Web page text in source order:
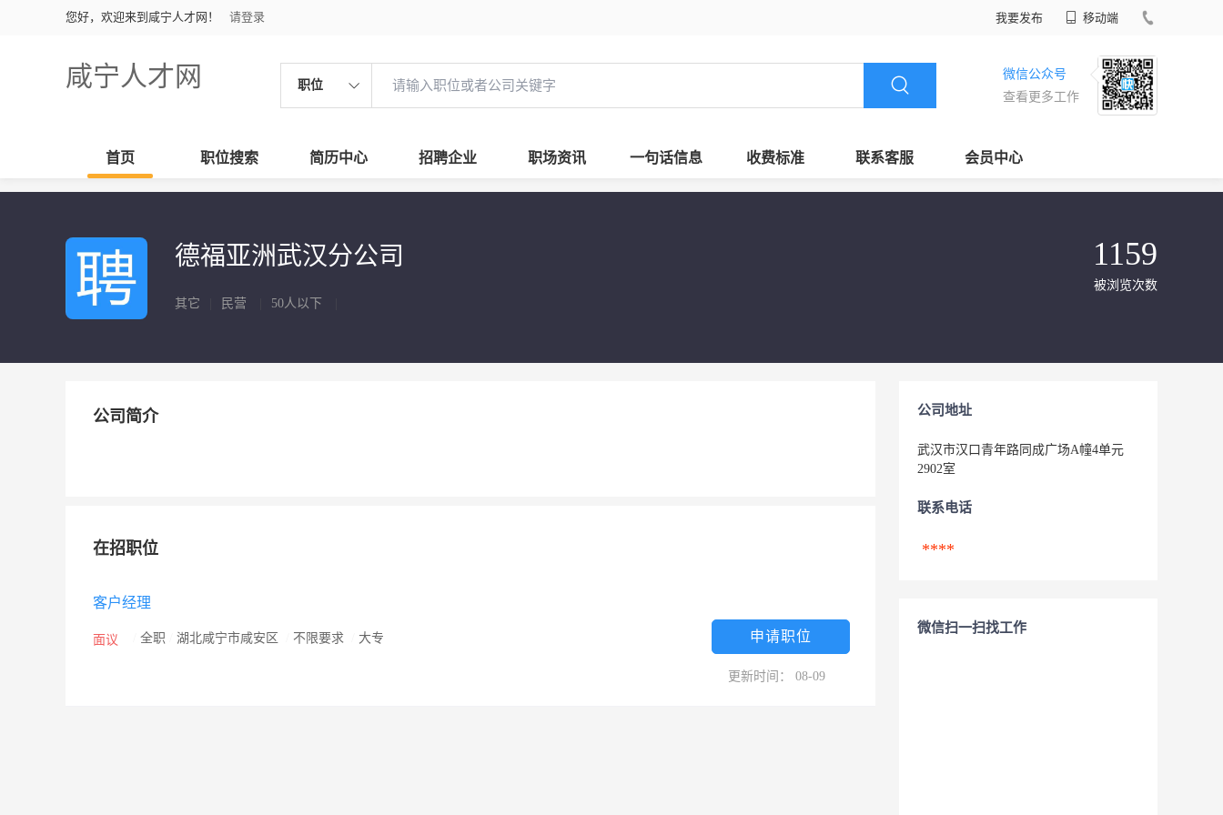
您好，欢迎来到咸宁人才网！ 请登录 我要发布 移动端
咸宁人才网 职位
微信公众号
查看更多工作
首页 职位搜索 简历中心 招聘企业 职场资讯 一句话信息 收费标准 联系客服 会员中心
德福亚洲武汉分公司
其它 民营 50人以下
1159
被浏览次数
公司简介
在招职位
客户经理
面议 全职 湖北咸宁市咸安区 不限要求 大专 申请职位
更新时间： 08-09
公司地址
武汉市汉口青年路同成广场A幢4单元
2902室
联系电话
****
微信扫一扫找工作